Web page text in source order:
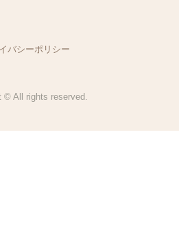
バシーポリシー
© All rights reserved.